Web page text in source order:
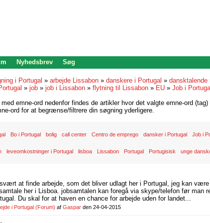
Nyhedsbrev Søg
i Portugal » arbejde Lissabon » danskere i Portugal » dansktalende
» job » job i Lissabon » flytning til Lissabon » EU » Job i
emne-ord nedenfor findes de artikler hvor det valgte emne-ord (tag)
ord for at begrænse/filtrere din søgning yderligere.
Bo i Portugal bolig call center Centro de emprego dansker i Portugal Job i
leveomkostninger i Portugal lisboa Lissabon Portugal Portugisisk unge
at finde arbejde, som det bliver udlagt her i Portugal, jeg kan
her i Lisboa. jobsamtalen kan foregå via skype/telefon før man
Du skal for at haven en chance for arbejde uden for landet...
i Portugal (Forum) af Gaspar den 24-04-2015